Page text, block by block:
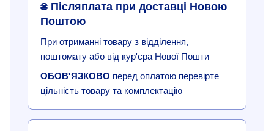
₴ Післяплата при доставці Новою
Поштою
При отриманні товару з відділення,
поштомату або від кур'єра Нової Пошти
ОБОВ'ЯЗКОВО перед оплатою перевірте
цільність товару та комплектацію